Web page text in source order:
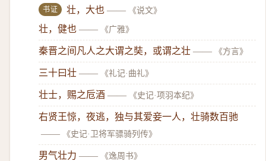
书证 壮，大也 —— 《说文》
壮，健也 —— 《广雅》
秦晋之间凡人之大谓之奘，或谓之壮 —— 《方言》
三十曰壮 —— 《礼记·曲礼》
壮士，赐之卮酒 —— 《史记·项羽本纪》
右贤王惊，夜逃，独与其爱妾一人，壮骑数百驰
——
《史记·卫将军骠骑列传》
男气壮力 —— 《逸周书》